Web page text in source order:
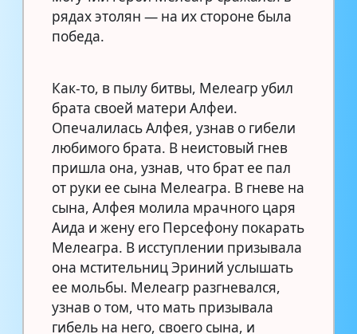
рядах этолян — на их стороне была
победа.
Как-то, в пылу битвы, Мелеагр убил
брата своей матери Алфеи.
Опечалилась Алфея, узнав о гибели
любимого брата. В неистовый гнев
пришла она, узнав, что брат ее пал
от руки ее сына Мелеагра. В гневе на
сына, Алфея молила мрачного царя
Аида и жену его Персефону покарать
Мелеагра. В исступлении призывала
она мстительниц Эриний услышать
ее мольбы. Мелеагр разгневался,
узнав о том, что мать призывала
гибель на него, своего сына, и